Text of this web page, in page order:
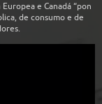
e Canadá “pon
de consumo e de